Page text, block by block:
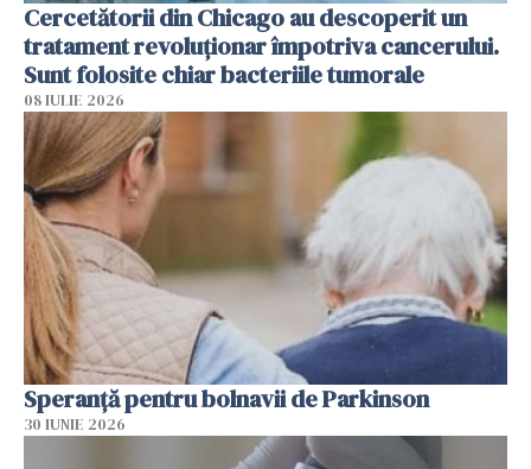
Cercetătorii din Chicago au descoperit un
tratament revoluționar împotriva cancerului.
Sunt folosite chiar bacteriile tumorale
08 IULIE 2026
Speranță pentru bolnavii de Parkinson
30 IUNIE 2026